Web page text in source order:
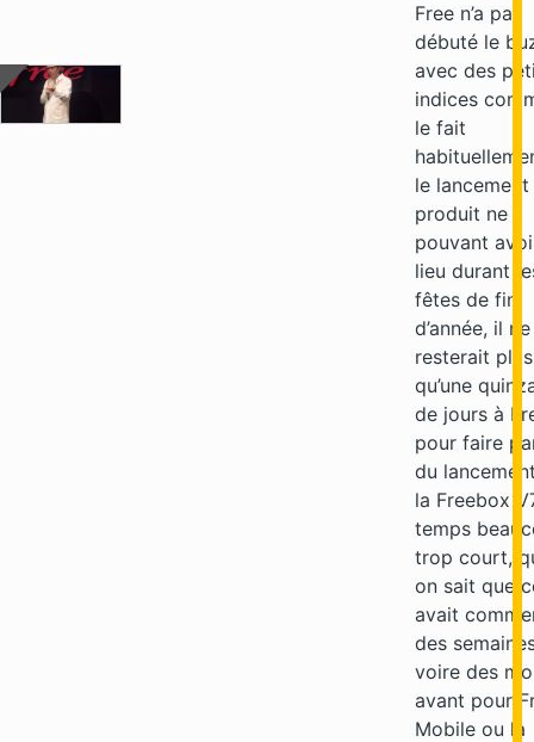
Free n’a pas
débuté le
avec des
indices
le fait
le lancement
produit ne
pouvant
lieu durant
fêtes de fin
d’année, il ne
resterait plus
qu’une
de jours à
pour faire
du
la Freebox
temps
trop court,
on sait que
avait
des
voire des
avant pour
Mobile ou la